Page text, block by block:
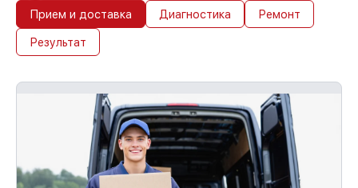
Прием и доставка Диагностика Ремонт
Результат